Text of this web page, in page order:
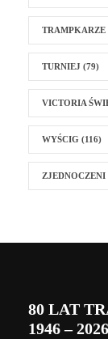
TRAMPKARZE
TURNIEJ (79)
VICTORIA
WYŚCIG (116)
80 LAT
1946 – 2026